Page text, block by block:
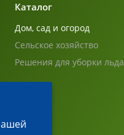
Каталог
Дом, сад и огород
Сельское хозяйство
Решения для уборки льда